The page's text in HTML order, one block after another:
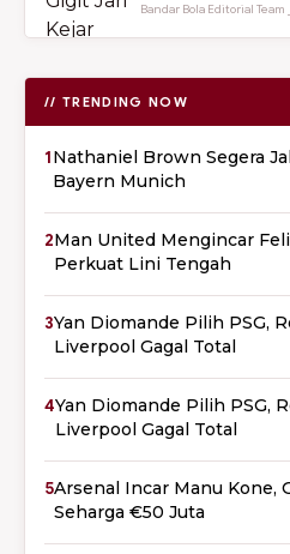
Bandar Bola Editorial Team
// TRENDING NOW
1Nathaniel Brown Segera
Bayern Munich
2Man United Mengincar
Perkuat Lini Tengah
3Yan Diomande Pilih PSG,
Liverpool Gagal Total
4Yan Diomande Pilih PSG,
Liverpool Gagal Total
5Arsenal Incar Manu Kone,
Seharga €50 Juta